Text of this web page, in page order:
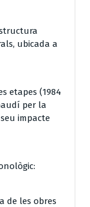
ubicada a
etapes (1984
per la
impacte
de les obres